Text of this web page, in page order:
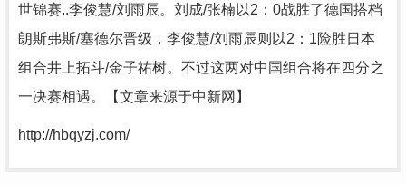
世锦赛..李俊慧/刘雨辰。刘成/张楠以2：0战胜了德国搭档
朗斯弗斯/塞德尔晋级，李俊慧/刘雨辰则以2：1险胜日本
组合井上拓斗/金子祐树。不过这两对中国组合将在四分之
一决赛相遇。【文章来源于中新网】
http://hbqyzj.com/